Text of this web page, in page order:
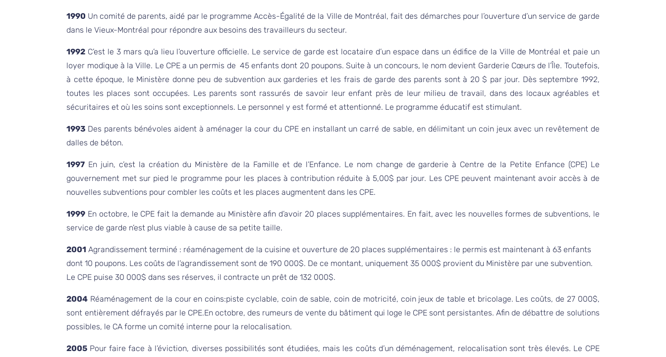
1990 Un comité de parents, aidé par le programme Accès-Égalité de la Ville de Montréal, fait des démarches pour l’ouverture d’un service de garde
dans le Vieux-Montréal pour répondre aux besoins des travailleurs du secteur.
1992 C’est le 3 mars qu’a lieu l’ouverture officielle. Le service de garde est locataire d’un espace dans un édifice de la Ville de Montréal et paie un
loyer modique à la Ville. Le CPE a un permis de 45 enfants dont 20 poupons. Suite à un concours, le nom devient Garderie Cœurs de l’Île. Toutefois,
à cette époque, le Ministère donne peu de subvention aux garderies et les frais de garde des parents sont à 20 $ par jour. Dès septembre 1992,
toutes les places sont occupées. Les parents sont rassurés de savoir leur enfant près de leur milieu de travail, dans des locaux agréables et
sécuritaires et où les soins sont exceptionnels. Le personnel y est formé et attentionné. Le programme éducatif est stimulant.
1993 Des parents bénévoles aident à aménager la cour du CPE en installant un carré de sable, en délimitant un coin jeux avec un revêtement de
dalles de béton.
1997 En juin, c’est la création du Ministère de la Famille et de l’Enfance. Le nom change de garderie à Centre de la Petite Enfance (CPE) Le
gouvernement met sur pied le programme pour les places à contribution réduite à 5,00$ par jour. Les CPE peuvent maintenant avoir accès à de
nouvelles subventions pour combler les coûts et les places augmentent dans les CPE.
1999 En octobre, le CPE fait la demande au Ministère afin d’avoir 20 places supplémentaires. En fait, avec les nouvelles formes de subventions, le
service de garde n’est plus viable à cause de sa petite taille.
2001 Agrandissement terminé : réaménagement de la cuisine et ouverture de 20 places supplémentaires : le permis est maintenant à 63 enfants
dont 10 poupons. Les coûts de l’agrandissement sont de 190 000$. De ce montant, uniquement 35 000$ provient du Ministère par une subvention.
Le CPE puise 30 000$ dans ses réserves, il contracte un prêt de 132 000$.
2004 Réaménagement de la cour en coins:piste cyclable, coin de sable, coin de motricité, coin jeux de table et bricolage. Les coûts, de 27 000$,
sont entièrement défrayés par le CPE.En octobre, des rumeurs de vente du bâtiment qui loge le CPE sont persistantes. Afin de débattre de solutions
possibles, le CA forme un comité interne pour la relocalisation.
2005 Pour faire face à l’éviction, diverses possibilités sont étudiées, mais les coûts d’un déménagement, relocalisation sont très élevés. Le CPE